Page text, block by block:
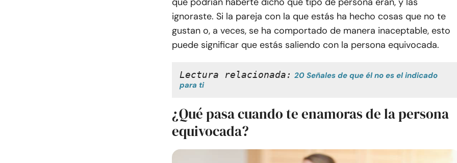
ignoraste. Si la pareja con la que estás ha hecho cosas que no te
gustan o, a veces, se ha comportado de manera inaceptable, esto
puede significar que estás saliendo con la persona equivocada.
Lectura relacionada: 20 Señales de que él no es el indicado
para ti
¿Qué pasa cuando te enamoras de la persona
equivocada?